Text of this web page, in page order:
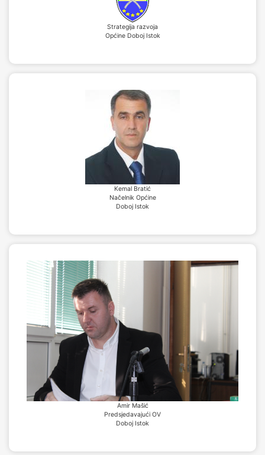
Strategija razvoja
Općine Doboj Istok
Kemal Bratić
Načelnik Općine
Doboj Istok
Amir Mašić
Predsjedavajući OV
Doboj Istok